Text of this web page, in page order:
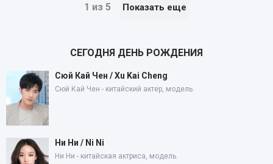
1 из 5 Показать еще
СЕГОДНЯ ДЕНЬ РОЖДЕНИЯ
Сюй Кай Чен / Xu Kai Cheng
Сюй Кай Чен - китайский актер, модель.
Ни Ни / Ni Ni
Ни Ни - китайская актриса, модель.